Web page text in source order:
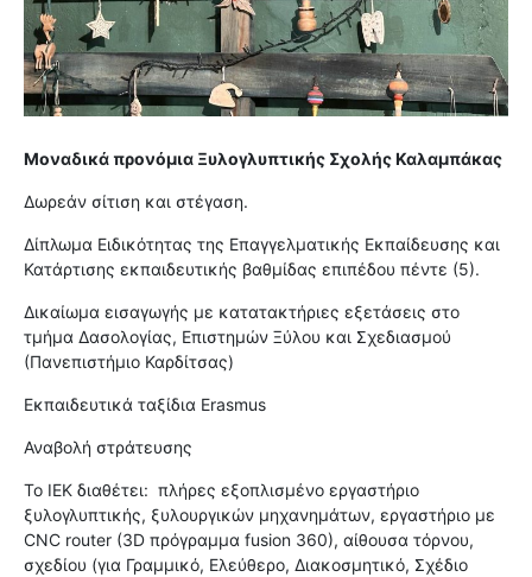
Μοναδικά προνόμια Ξυλογλυπτικής Σχολής Καλαμπάκας
Δωρεάν σίτιση και στέγαση.
Δίπλωμα Ειδικότητας της Επαγγελματικής Εκπαίδευσης και
Κατάρτισης εκπαιδευτικής βαθμίδας επιπέδου πέντε (5).
Δικαίωμα εισαγωγής με κατατακτήριες εξετάσεις στο
τμήμα Δασολογίας, Επιστημών Ξύλου και Σχεδιασμού
(Πανεπιστήμιο Καρδίτσας)
Εκπαιδευτικά ταξίδια Erasmus
Αναβολή στράτευσης
Το ΙΕΚ διαθέτει: πλήρες εξοπλισμένο εργαστήριο
ξυλογλυπτικής, ξυλουργικών μηχανημάτων, εργαστήριο με
CNC router (3D πρόγραμμα fusion 360), αίθουσα τόρνου,
σχεδίου (για Γραμμικό, Ελεύθερο, Διακοσμητικό, Σχέδιο